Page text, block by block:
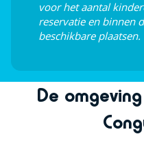
Poolbiljart (€)
voor het aantal
reservatie en binnen
beschikbare plaatsen.
De